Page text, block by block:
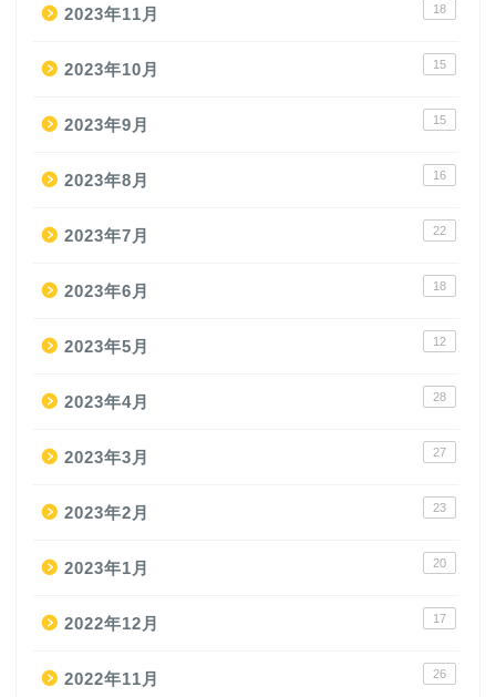
2023年11月 18
2023年10月 15
2023年9月 15
2023年8月 16
2023年7月 22
2023年6月 18
2023年5月 12
2023年4月 28
2023年3月 27
2023年2月 23
2023年1月 20
2022年12月 17
2022年11月 26